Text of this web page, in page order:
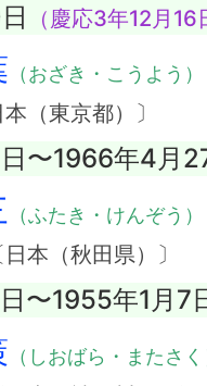
（慶応3年12月16
（おざき・こうよう）
（東京都）〕
〜1966年4月
（ふたき・けんぞう）
日本（秋田県）〕
〜1955年1月7
（しおばら・またさく